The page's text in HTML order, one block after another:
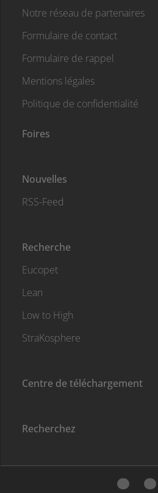
Notre réseau de partenaires
Formulaire de contact
Formulaire de rappel
Mentions légales
Politique de confidentialité
Foires
Nouvelles
RSS-Feed
Recherche
Eucopet
Lean
Low to High
StraKosphere
Centre de téléchargement
Recherchez